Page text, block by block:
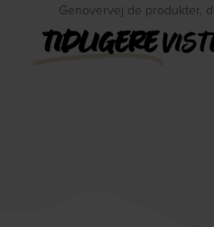
Genovervej de produkter,
TIDLIGERE